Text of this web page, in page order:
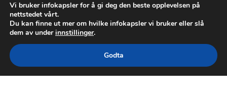
Vi bruker infokapsler for å gi deg den beste opplevelsen på
nettstedet vårt.
Du kan finne ut mer om hvilke infokapsler vi bruker eller slå
dem av underinnstillinger.
Godta